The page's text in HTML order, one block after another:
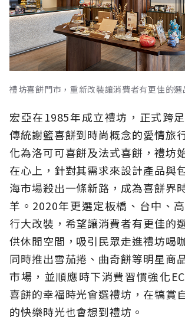
禮坊喜餅門市，重新改裝讓消費者有更佳的選
宏亞在1985年成立禮坊，正式跨
傳統謝籃喜餅到時尚概念的愛情旅
化為洛可可喜餅及法式喜餅，禮坊
在心上，針對其需求來設計產品與
海市場殺出一條新路，成為喜餅界
羊。2020年更選定板橋、台中、
行大改裝，希望讓消費者有更佳的
供休閒空間，吸引民眾走進禮坊喝
同時推出雪茄捲、曲奇餅等明星商
市場，並順應時下消費習慣強化
喜餅的幸福時光會選禮坊，在犒賞
的快樂時光也會想到禮坊。